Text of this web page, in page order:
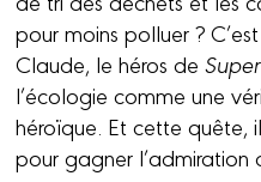
pour moins polluer ?
Claude, le héros de
l’écologie comme une
héroïque. Et cette quête,
pour gagner l’admiration